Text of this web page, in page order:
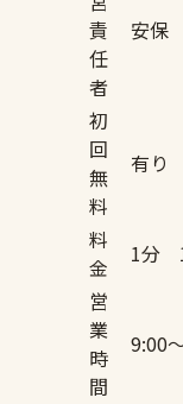
責
任
者
安保
初
回
無
料
有り
料
金
1分
営
業
時
間
9:00